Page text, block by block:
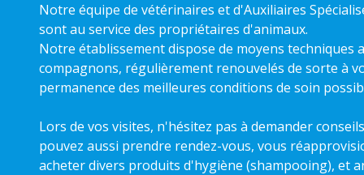
Notre équipe de vétérinaires et d'Auxiliaires
sont au service des propriétaires d'animaux.
Notre établissement dispose de moyens techniques
compagnons, régulièrement renouvelés de sorte à
permanence des meilleures conditions de soin
Lors de vos visites, n'hésitez pas à demander
pouvez aussi prendre rendez-vous, vous
acheter divers produits d'hygiène (shampooing), et